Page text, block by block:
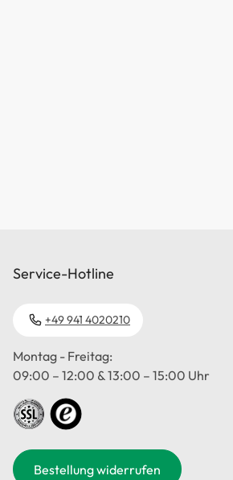
Service-Hotline
+49 941 4020210
Montag - Freitag:
09:00 – 12:00 & 13:00 – 15:00 Uhr
Bestellung widerrufen